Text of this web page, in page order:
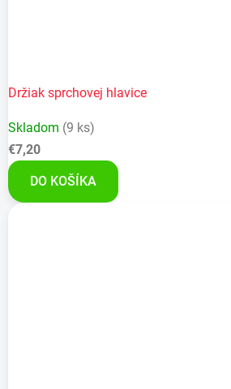
Držiak sprchovej hlavice
Skladom (9 ks)
€7,20
DO KOŠÍKA